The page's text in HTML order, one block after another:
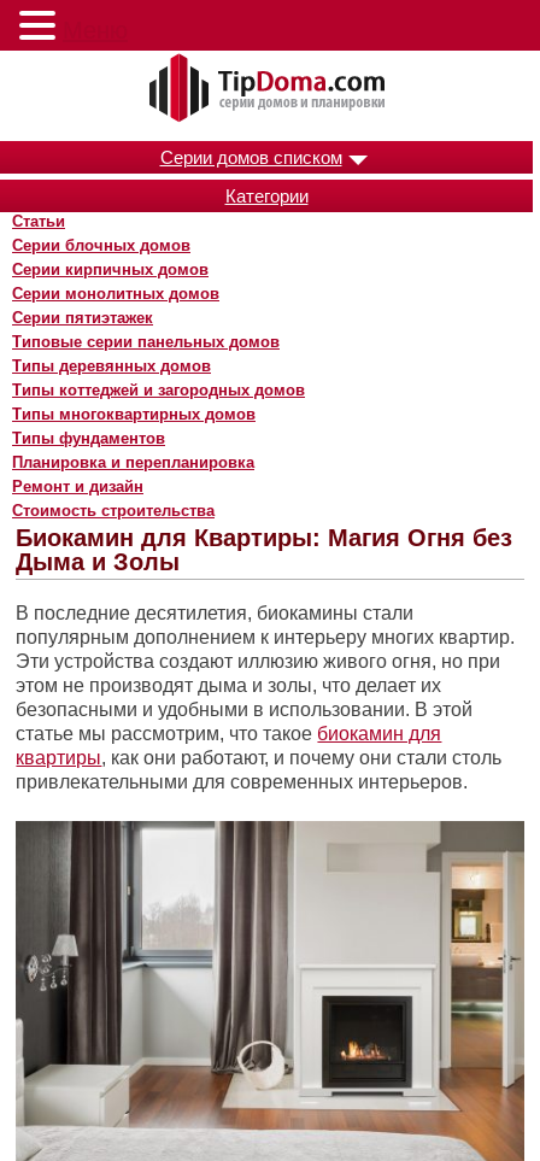
Серии домов списком
Категории
Статьи
Серии блочных домов
Серии кирпичных домов
Серии монолитных домов
Серии пятиэтажек
Типовые серии панельных домов
Типы деревянных домов
Типы коттеджей и загородных домов
Типы многоквартирных домов
Типы фундаментов
Планировка и перепланировка
Ремонт и дизайн
Стоимость строительства
Биокамин для Квартиры: Магия Огня без
Дыма и Золы
В последние десятилетия, биокамины стали
популярным дополнением к интерьеру многих квартир.
Эти устройства создают иллюзию живого огня, но при
этом не производят дыма и золы, что делает их
безопасными и удобными в использовании. В этой
статье мы рассмотрим, что такое биокамин для
квартиры, как они работают, и почему они стали столь
привлекательными для современных интерьеров.